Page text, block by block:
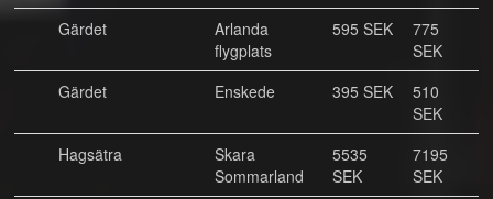
Gärdet
Arlanda
flygplats
595 SEK
775
SEK
Gärdet
Enskede 395 SEK
510
SEK
Hagsätra
Skara
Sommarland
5535
SEK
7195
SEK